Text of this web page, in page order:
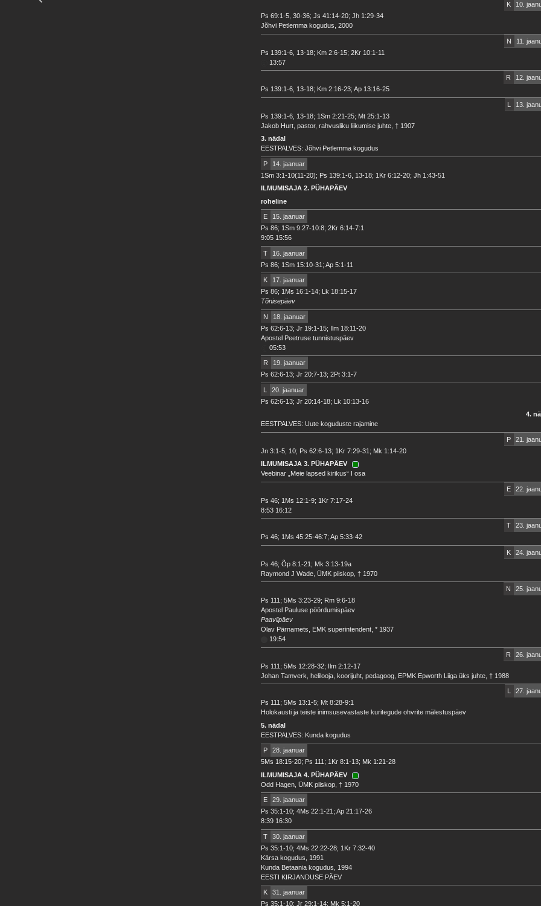
K
10.
Ps 69:1-5, 30-36; Js 41:14-20; Jh 1:29-34
Jõhvi Petlemma kogudus, 2000
N
11.
Ps 139:1-6, 13-18; Km 2:6-15; 2Kr 10:1-11
13:57
R
12.
Ps 139:1-6, 13-18; Km 2:16-23; Ap 13:16-25
L
13.
Ps 139:1-6, 13-18; 1Sm 2:21-25; Mt 25:1-13
Jakob Hurt, pastor, rahvusliku liikumise juhte, † 1907
3. nädal
EESTPALVES: Jõhvi Petlemma kogudus
P
14. jaanuar
1Sm 3:1-10(11-20); Ps 139:1-6, 13-18; 1Kr 6:12-20; Jh 1:43-51
ILMUMISAJA 2. PÜHAPÄEV
roheline
E
15. jaanuar
Ps 86; 1Sm 9:27-10:8; 2Kr 6:14-7:1
9:05 15:56
T
16. jaanuar
Ps 86; 1Sm 15:10-31; Ap 5:1-11
K
17. jaanuar
Ps 86; 1Ms 16:1-14; Lk 18:15-17
Tõnisepäev
N
18. jaanuar
Ps 62:6-13; Jr 19:1-15; Ilm 18:11-20
Apostel Peetruse tunnistuspäev
05:53
R
19. jaanuar
Ps 62:6-13; Jr 20:7-13; 2Pt 3:1-7
L
20. jaanuar
Ps 62:6-13; Jr 20:14-18; Lk 10:13-16
4.
EESTPALVES: Uute koguduste rajamine
P
21.
Jn 3:1-5, 10; Ps 62:6-13; 1Kr 7:29-31; Mk 1:14-20
ILMUMISAJA 3. PÜHAPÄEV
Veebinar „Meie lapsed kirikus“ I osa
E
22.
Ps 46; 1Ms 12:1-9; 1Kr 7:17-24
8:53 16:12
T
23.
Ps 46; 1Ms 45:25-46:7; Ap 5:33-42
K
24.
Ps 46; Õp 8:1-21; Mk 3:13-19a
Raymond J Wade, ÜMK piiskop, † 1970
N
25.
Ps 111; 5Ms 3:23-29; Rm 9:6-18
Apostel Pauluse pöördumispäev
Paavlipäev
Olav Pärnamets, EMK superintendent, * 1937
19:54
R
26.
Ps 111; 5Ms 12:28-32; Ilm 2:12-17
Johan Tamverk, helilooja, koorijuht, pedagoog, EPMK Epworth Liiga üks juhte, † 1988
L
27.
Ps 111; 5Ms 13:1-5; Mt 8:28-9:1
Holokausti ja teiste inimsusevastaste kuritegude ohvrite mälestuspäev
5. nädal
EESTPALVES: Kunda kogudus
P
28. jaanuar
5Ms 18:15-20; Ps 111; 1Kr 8:1-13; Mk 1:21-28
ILMUMISAJA 4. PÜHAPÄEV
Odd Hagen, ÜMK piiskop, † 1970
E
29. jaanuar
Ps 35:1-10; 4Ms 22:1-21; Ap 21:17-26
8:39 16:30
T
30. jaanuar
Ps 35:1-10; 4Ms 22:22-28; 1Kr 7:32-40
Kärsa kogudus, 1991
Kunda Betaania kogudus, 1994
EESTI KIRJANDUSE PÄEV
K
31. jaanuar
Ps 35:1-10; Jr 29:1-14; Mk 5:1-20